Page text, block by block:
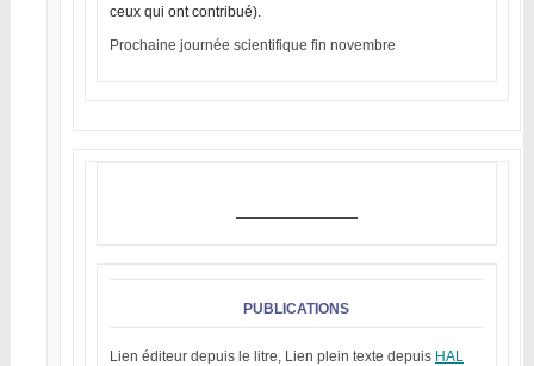
ceux qui ont contribué).
Prochaine journée scientifique fin novembre
PUBLICATIONS
Lien éditeur depuis le litre, Lien plein texte depuis HAL